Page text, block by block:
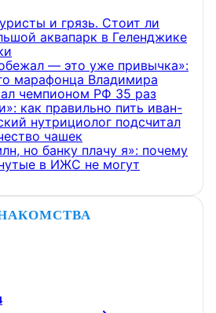
и грязь. Стоит ли
аквапарк в Геленджике
— это уже привычка»:
марафонца Владимира
чемпионом РФ 35 раз
как правильно пить иван-
нутрициолог подсчитал
чашек
но банку плачу я»: почему
в ИЖС не могут